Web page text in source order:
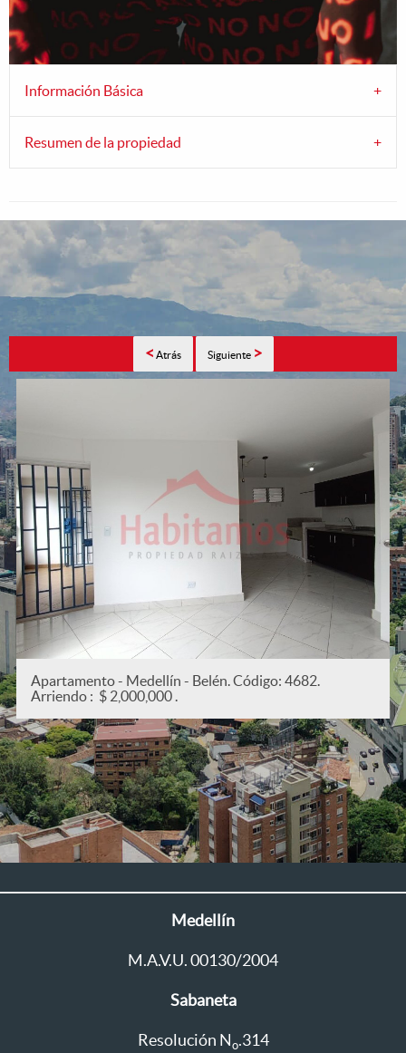
Información Básica
Resumen de la propiedad
< Atrás Siguiente >
Apartamento - Medellín - San Joaquín. Código:
Arriendo : $ 2,200,000 .
Medellín
M.A.V.U. 00130/2004
Sabaneta
Resolución N o.314